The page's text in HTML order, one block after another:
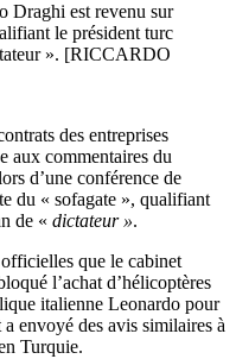
Draghi est revenu sur
le président turc
». [RICCARDO
des entreprises
aux commentaires du
d’une conférence de
du « sofagate », qualifiant
de « dictateur ».
que le cabinet
l’achat d’hélicoptères
italienne Leonardo pour
envoyé des avis similaires à
Turquie.